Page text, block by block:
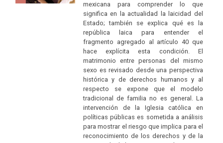
mexicana para comprender lo que
significa en la actualidad la laicidad del
Estado; también se explica qué es la
república laica para entender el
fragmento agregado al artículo 40 que
hace explícita esta condición. El
matrimonio entre personas del mismo
sexo es revisado desde una perspectiva
histórica y de derechos humanos y al
respecto se expone que el modelo
tradicional de familia no es general. La
intervención de la Iglesia católica en
políticas públicas es sometida a análisis
para mostrar el riesgo que implica para el
reconocimiento de los derechos y de la